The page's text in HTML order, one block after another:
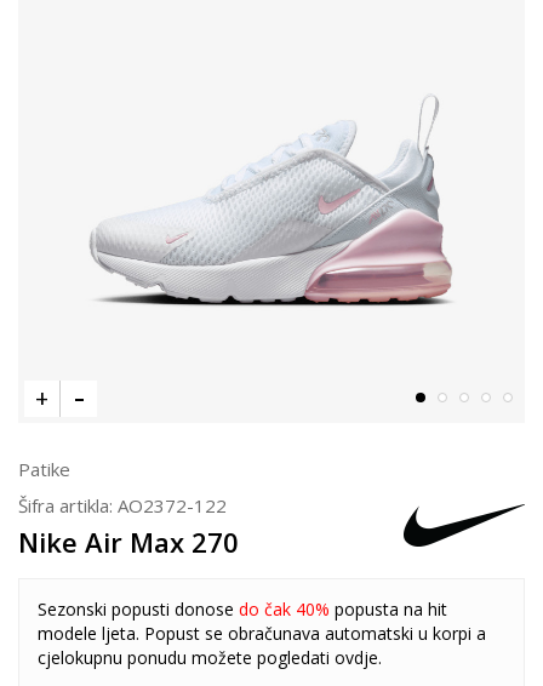
Patike
Šifra artikla: AO2372-122
Nike Air Max 270
Sezonski popusti donose do čak 40% popusta na hit
modele ljeta. Popust se obračunava automatski u korpi a
cjelokupnu ponudu možete pogledati ovdje.